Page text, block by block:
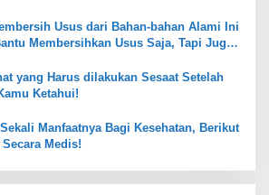
Usus dari Bahan-bahan Alami Ini
Membersihkan Usus Saja, Tapi Juga
yang Harus dilakukan Sesaat Setelah
Ketahui!
Manfaatnya Bagi Kesehatan, Berikut
Medis!